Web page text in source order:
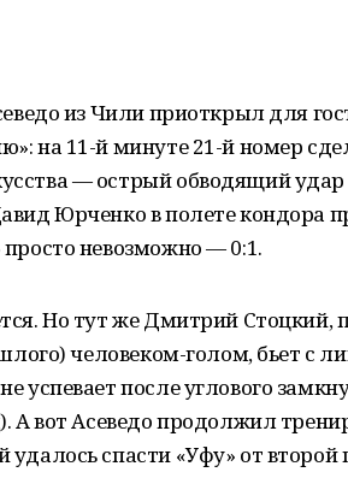
из Чили приоткрыл для
на 11-й минуте 21-й номер
— острый обводящий
Юрченко в полете кондора
невозможно — 0:1.
Но тут же Дмитрий Стоцкий,
человеком-голом, бьет с
успевает после углового
А вот Асеведо продолжил
спасти «Уфу» от второй